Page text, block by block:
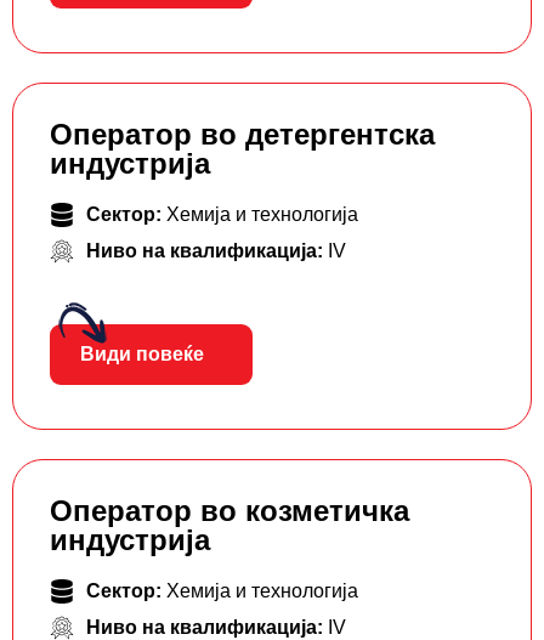
Оператор во детергентска
индустрија
Сектор: Хемија и технологија
Ниво на квалификација: IV
Види повеќе
Оператор во козметичка
индустрија
Сектор: Хемија и технологија
Ниво на квалификација: IV